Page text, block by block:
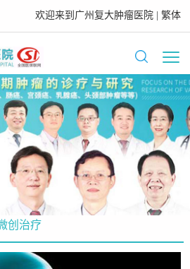
欢迎来到 广州复大肿瘤医院| 繁体
创治疗